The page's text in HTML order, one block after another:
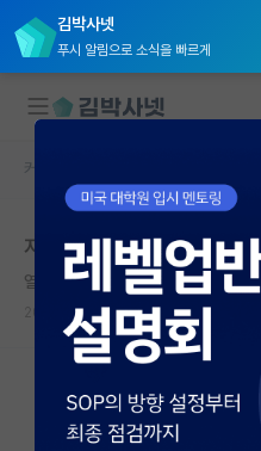
김박사넷
푸시 알림으로 소식을 빠르게
대학원생 모집
국내대학원 정보
연구실&오픈랩
커뮤니티
커뮤니티 홈
전체글보기
커뮤니티 홈
자매지에서 리뷰어 초대 받음
열정적인 피보나치
2023.08.23 2 2574